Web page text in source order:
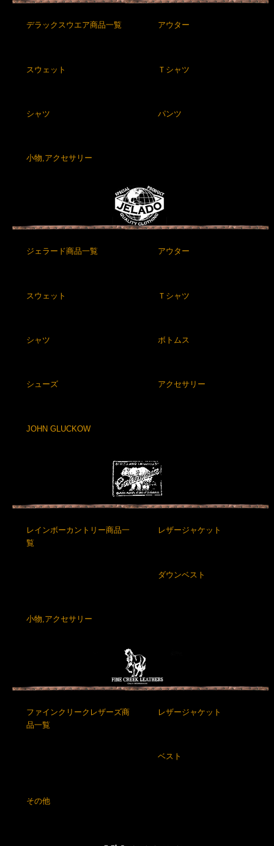
デラックスウエア商品一覧 アウター
スウェット Ｔシャツ
シャツ パンツ
小物,アクセサリー
ジェラード商品一覧 アウター
スウェット Ｔシャツ
シャツ ボトムス
シューズ アクセサリー
JOHN GLUCKOW
レインボーカントリー商品一
覧
レザージャケット
ダウンベスト
小物,アクセサリー
ファインクリークレザーズ商
品一覧
レザージャケット
ベスト
その他